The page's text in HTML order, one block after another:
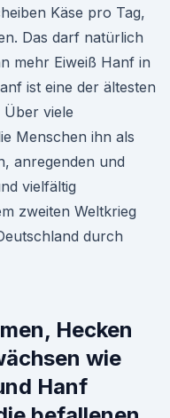
Käse pro Tag,
Das darf natürlich
mehr Eiweiß Hanf in
ist eine der ältesten
viele
Menschen ihn als
anregenden und
vielfältig
zweiten Weltkrieg
durch
Hecken
wie
Hanf